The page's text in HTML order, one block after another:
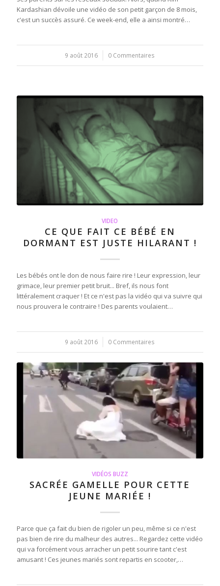
Kardashian dévoile une vidéo de son petit garçon de 8 mois,
c'est un succès assuré. Ce week-end, elle a ainsi montré…
9 août 2016
/ 0 Commentaires
VIDEO
CE QUE FAIT CE BÉBÉ EN
DORMANT EST JUSTE HILARANT !
Les bébés ont le don de nous faire rire ! Leur expression, leur
grimace, leur premier petit bruit... Bref, ils nous font
littéralement craquer ! Et ce n'est pas la vidéo qui va suivre qui
nous prouvera le contraire ! Des parents voulaient…
9 août 2016
/ 0 Commentaires
VIDÉOS BUZZ
SACRÉE GAMELLE POUR CETTE
JEUNE MARIÉE !
Parce que ça fait du bien de rigoler un peu, même si ce n'est
pas bien de rire du malheur des autres... Regardez cette vidéo
qui va forcément vous arracher un petit sourire tant c'est
amusant ! Ces jeunes mariés sont repartis en scooter,…